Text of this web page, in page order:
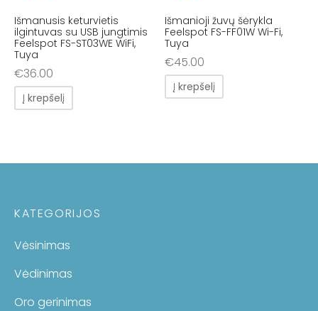
Išmanusis keturvietis
ilgintuvas su USB jungtimis
Feelspot FS-ST03WE WiFi,
Tuya
€36.00
Į krepšelį
Išmanioji žuvų šėrykla
Feelspot FS-FF01W Wi-Fi,
Tuya
€45.00
Į krepšelį
KATEGORIJOS
Vėsinimas
Vėdinimas
Oro gerinimas